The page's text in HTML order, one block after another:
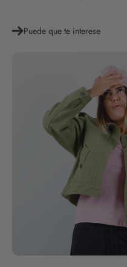
Puede que te interese